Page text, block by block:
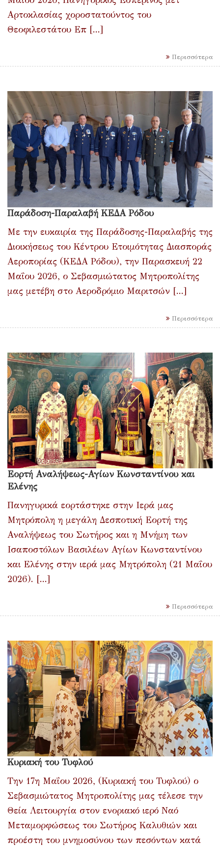
Αρτοκλασίας χοροστατούντος του
Θεοφιλεστάτου Επ [...]
Περισσότερα
Παράδοση-Παραλαβή ΚΕΔΑ Ρόδου
Με την ευκαιρία της Παράδοσης-Παραλαβής της
Διοικήσεως του Κέντρου Ετοιμότητας Διασποράς
Αεροπορίας (ΚΕΔΑ Ρόδου), την Παρασκευή 22
Μαΐου 2026, ο Σεβασμιώτατος Μητροπολίτης
μας μετέβη στο Αεροδρόμιο Μαριτσών [...]
Περισσότερα
Εορτή Αναλήψεως-Αγίων Κωνσταντίνου και
Ελένης
Πανηγυρικά εορτάστηκε στην Ιερά μας
Μητρόπολη η μεγάλη Δεσποτική Εορτή της
Αναλήψεως του Σωτήρος και η Μνήμη των
Ισαποστόλων Βασιλέων Αγίων Κωνσταντίνου
και Ελένης στην ιερά μας Μητρόπολη (21 Μαΐου
2026). [...]
Περισσότερα
Κυριακή του Τυφλού
Την 17η Μαΐου 2026, (Κυριακή του Τυφλού) ο
Σεβασμιώτατος Μητροπολίτης μας τέλεσε την
Θεία Λειτουργία στον ενοριακό ιερό Ναό
Μεταμορφώσεως του Σωτήρος Καλυθιών και
προέστη του μνημοσύνου των πεσόντων κατά